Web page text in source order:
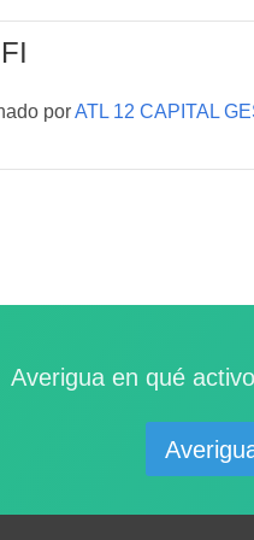
porATL 12 CAPITAL
Averigua en qué